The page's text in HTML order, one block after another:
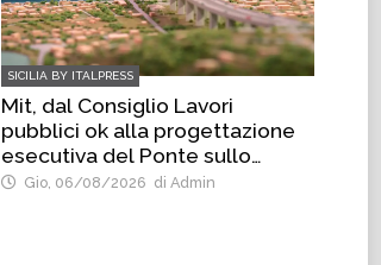
SICILIA BY ITALPRESS
Mit, dal Consiglio Lavori
pubblici ok alla progettazione
esecutiva del Ponte sullo
Stretto
Gio, 06/08/2026 di Admin